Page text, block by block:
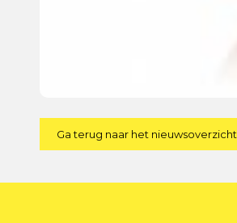
Ga terug naar het nieuwsoverzicht